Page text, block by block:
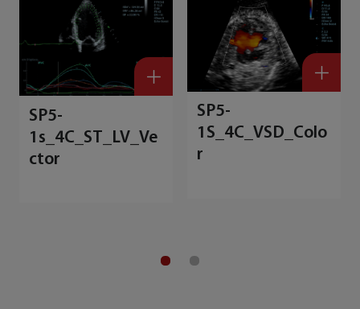
SP5-
1s_4C_ST_LV_Ve
ctor
SP5-
1S_4C_VSD_Colo
r